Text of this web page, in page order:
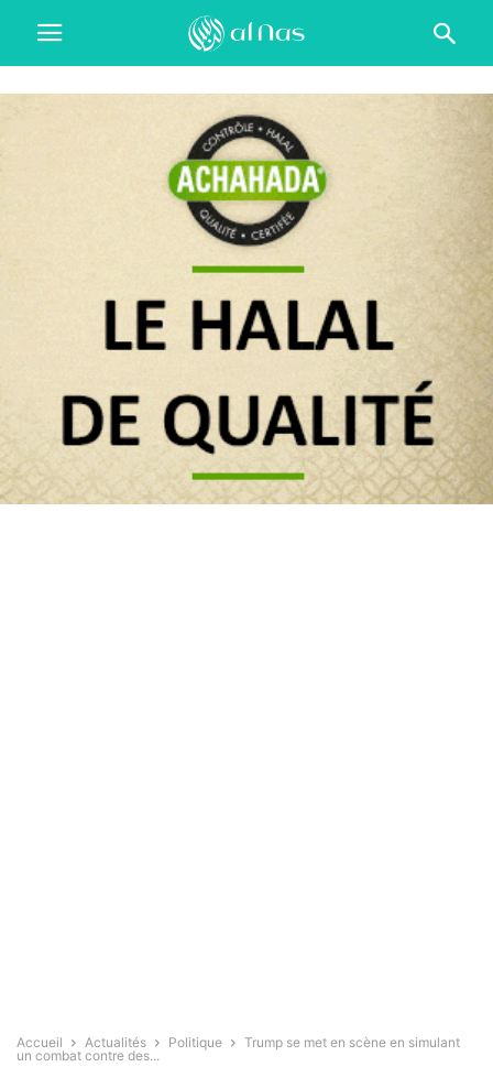
Accueil Actualités Politique
Trump se met en scène en simulant
un combat contre des...